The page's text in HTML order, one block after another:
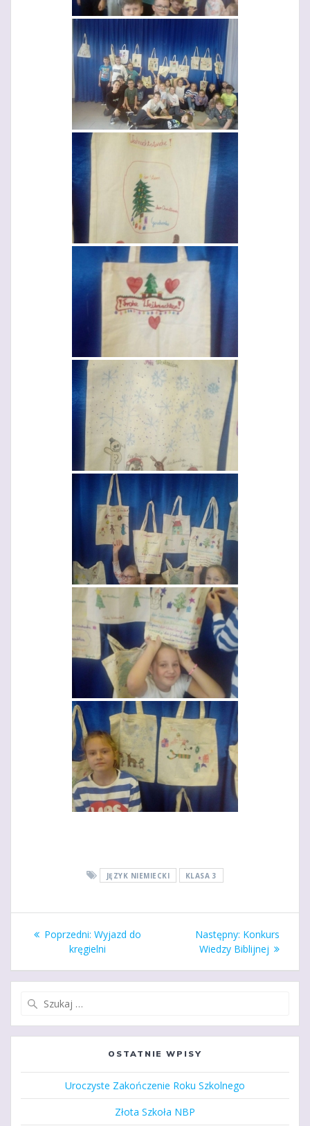
JĘZYK NIEMIECKI KLASA 3
Nawigacja
wpisu
Poprzedni: Poprzedni
wpis:
Wyjazd do
kręgielni
Następny: Następny
wpis:
Konkurs
Wiedzy Biblijnej
OSTATNIE WPISY
Uroczyste Zakończenie Roku Szkolnego
Złota Szkoła NBP